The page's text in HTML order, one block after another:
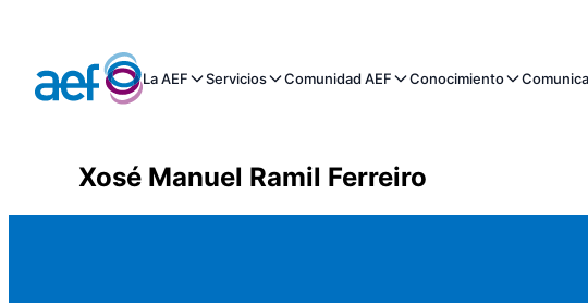
La AEF Servicios Comunidad AEF Conocimiento
Xosé Manuel Ramil Ferreiro